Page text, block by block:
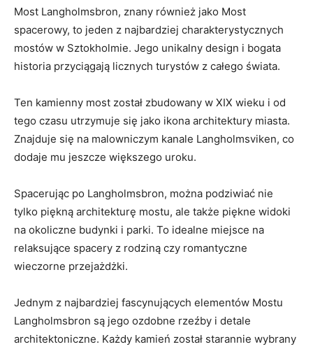
Most Langholmsbron,‌ znany również jako Most‍
spacerowy, to jeden z najbardziej⁣ charakterystycznych
mostów w Sztokholmie.​ Jego unikalny design ⁣i bogata
historia przyciągają licznych‍ turystów z ‌całego‌ świata.
Ten kamienny most‌ został zbudowany w XIX wieku i od
tego czasu utrzymuje​ się jako ikona architektury miasta.
Znajduje się na malowniczym kanale Langholmsviken, co
dodaje mu jeszcze większego uroku.
Spacerując po Langholmsbron, można podziwiać nie
⁤tylko piękną ⁤architekturę mostu, ale także piękne widoki
na okoliczne budynki i parki. To idealne miejsce na
relaksujące ⁢spacery z rodziną⁤ czy ⁣romantyczne
wieczorne przejażdżki.
Jednym z najbardziej fascynujących elementów Mostu
Langholmsbron są ⁢jego ozdobne rzeźby i detale
architektoniczne. Każdy kamień został starannie wybrany